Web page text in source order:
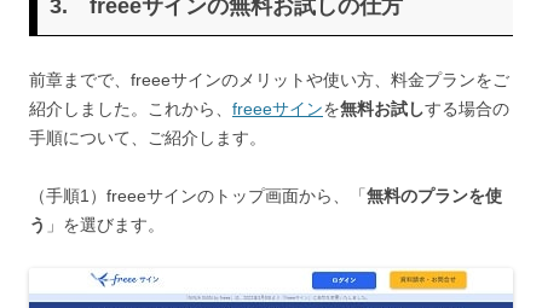
3. freeeサインの無料お試しの仕方
前章までで、freeeサインのメリットや使い方、料金プランをご
紹介しました。これから、 freeeサインを無料お試しする場合の
手順について、ご紹介します。
（手順1）freeeサインのトップ画面から、「無料のプランを使
う 」を選びます。